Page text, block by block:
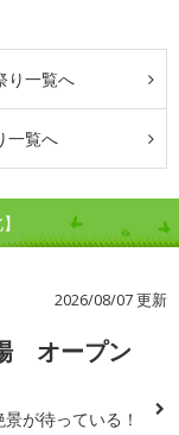
り一覧へ
一覧へ
2026/08/07 更新
オープン
が待っている！